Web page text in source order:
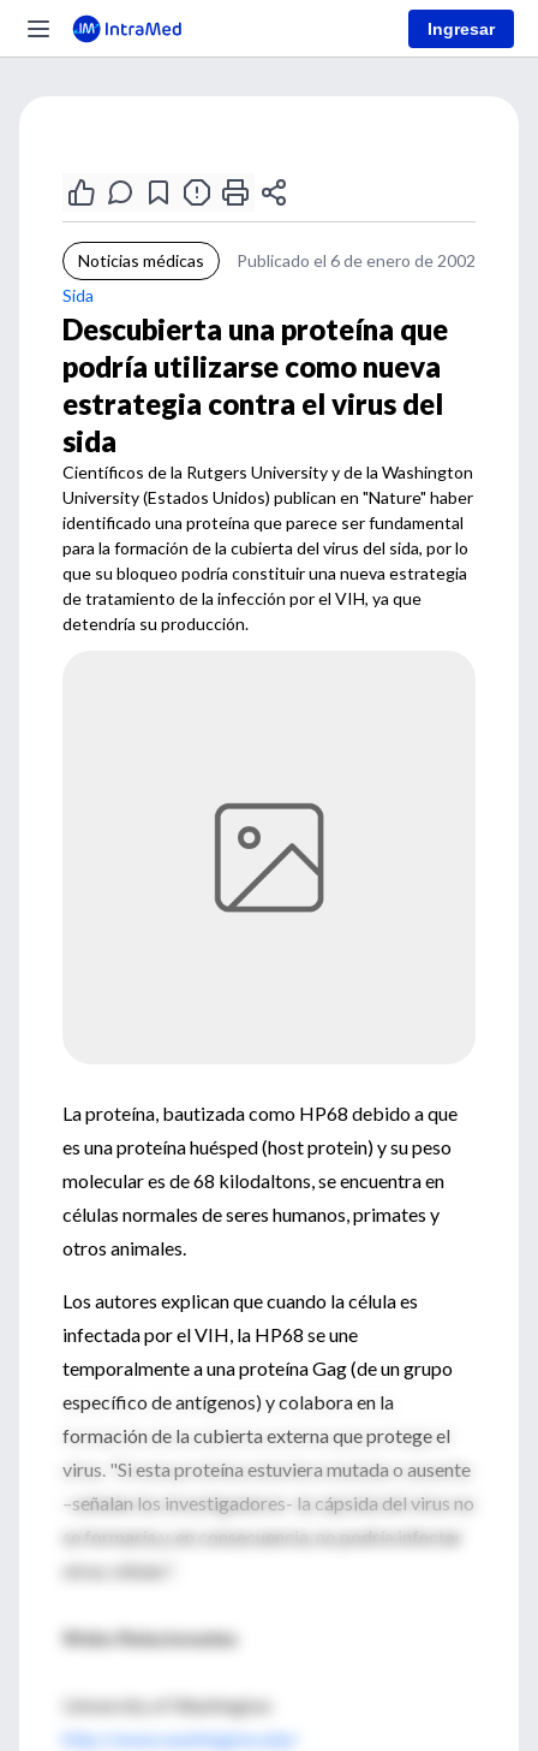
Ingresar
Noticias médicas
Publicado el 6 de enero de 2002
Sida
Descubierta una proteína que
podría utilizarse como nueva
estrategia contra el virus del
sida
Científicos de la Rutgers University y de la Washington
University (Estados Unidos) publican en "Nature" haber
identificado una proteína que parece ser fundamental
para la formación de la cubierta del virus del sida, por lo
que su bloqueo podría constituir una nueva estrategia
de tratamiento de la infección por el VIH, ya que
detendría su producción.
La proteína, bautizada como HP68 debido a que
es una proteína huésped (host protein) y su peso
molecular es de 68 kilodaltons, se encuentra en
células normales de seres humanos, primates y
otros animales.
Los autores explican que cuando la célula es
infectada por el VIH, la HP68 se une
temporalmente a una proteína Gag (de un grupo
específico de antígenos) y colabora en la
formación de la cubierta externa que protege el
virus. "Si esta proteína estuviera mutada o ausente
–señalan los investigadores- la cápsida del virus no
se formaría y, en consecuencia, no podría infectar
otras células".
Webs Relacionadas
University of Washington
http://www.washington.edu/